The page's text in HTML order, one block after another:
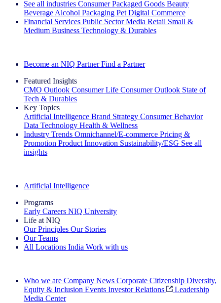
See all industries Consumer Packaged Goods Beauty
Beverage Alcohol Packaging Pet Digital Commerce
Financial Services Public Sector Media Retail Small &
Medium Business Technology & Durables
Become an NIQ Partner Find a Partner
Featured Insights
CMO Outlook Consumer Life Consumer Outlook State of
Tech & Durables
Key Topics
Artificial Intelligence Brand Strategy Consumer Behavior
Data Technology Health & Wellness
Industry Trends Omnichannel/E-commerce Pricing &
Promotion Product Innovation Sustainability/ESG See all
insights
Artificial Intelligence
Programs
Early Careers NIQ University
Life at NIQ
Our Principles Our Stories
Our Teams
All Locations India Work with us
Who we are Company News Corporate Citizenship Diversity,
Equity & Inclusion Events Investor Relations
Leadership
Media Center